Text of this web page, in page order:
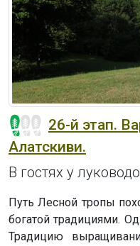
26-й этап.
Алатскиви.
В гостях у
Путь Лесной тропы
богатой традициями.
Традицию